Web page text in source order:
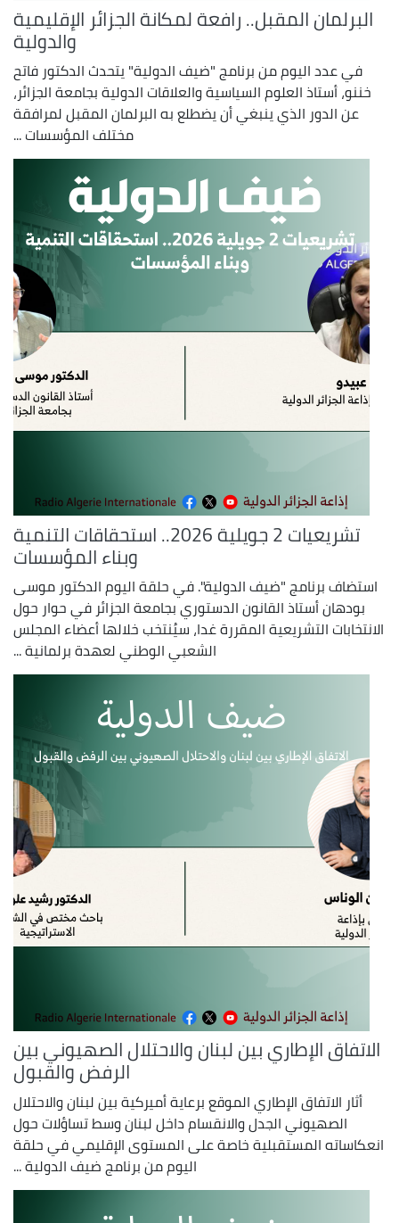
البرلمان المقبل.. رافعة لمكانة الجزائر الإقليمية
والدولية
في عدد اليوم من برنامج "ضيف الدولية" يتحدث الدكتور فاتح
خننو، أستاذ العلوم السياسية والعلاقات الدولية بجامعة الجزائر،
عن الدور الذي ينبغي أن يضطلع به البرلمان المقبل لمرافقة
مختلف المؤسسات ...
تشريعيات 2 جويلية 2026.. استحقاقات التنمية
وبناء المؤسسات
استضاف برنامج "ضيف الدولية". في حلقة اليوم الدكتور موسى
بودهان أستاذ القانون الدستوري بجامعة الجزائر في حوار حول
الانتخابات التشريعية المقررة غدا، سيُنتخب خلالها أعضاء المجلس
الشعبي الوطني لعهدة برلمانية ...
الاتفاق الإطاري بين لبنان والاحتلال الصهيوني بين
الرفض والقبول
أثار الاتفاق الإطاري الموقع برعاية أميركية بين لبنان والاحتلال
الصهيوني الجدل والانقسام داخل لبنان وسط تساؤلات حول
انعكاساته المستقبلية خاصة على المستوى الإقليمي في حلقة
اليوم من برنامج ضيف الدولية ...